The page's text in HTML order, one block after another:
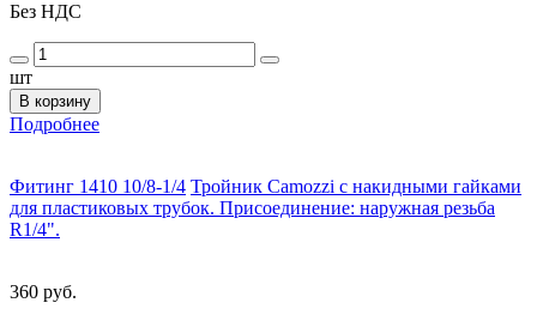
Без НДС
шт
В корзину
Подробнее
Фитинг 1410 10/8-1/4 Тройник Camozzi с накидными гайками
для пластиковых трубок. Присоединение: наружная резьба
R1/4".
360 руб.